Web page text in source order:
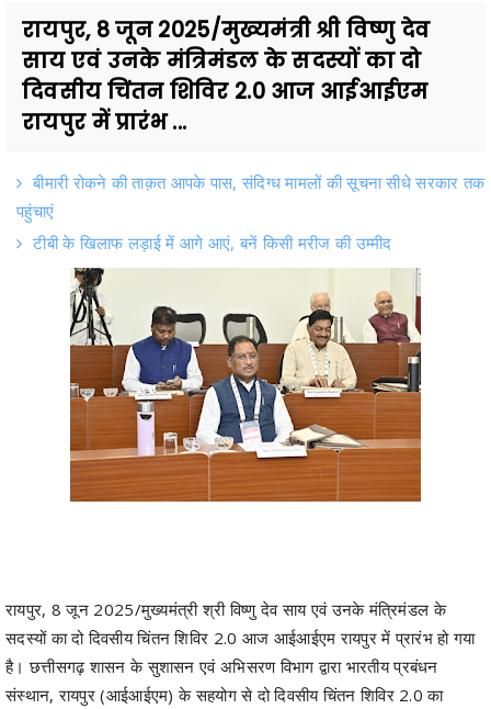
रायपुर, 8 जून 2025/मुख्यमंत्री श्री विष्णु देव
साय एवं उनके मंत्रिमंडल के सदस्यों का दो
दिवसीय चिंतन शिविर 2.0 आज आईआईएम
रायपुर में प्रारंभ ...
बीमारी रोकने की ताक़त आपके पास, संदिग्ध मामलों की सूचना सीधे सरकार तक
पहुंचाएं
टीबी के खिलाफ लड़ाई में आगे आएं, बनें किसी मरीज की उम्मीद
रायपुर, 8 जून 2025/मुख्यमंत्री श्री विष्णु देव साय एवं उनके मंत्रिमंडल के
सदस्यों का दो दिवसीय चिंतन शिविर 2.0 आज आईआईएम रायपुर में प्रारंभ हो गया
है। छत्तीसगढ़ शासन के सुशासन एवं अभिसरण विभाग द्वारा भारतीय प्रबंधन
संस्थान, रायपुर (आईआईएम) के सहयोग से दो दिवसीय चिंतन शिविर 2.0 का